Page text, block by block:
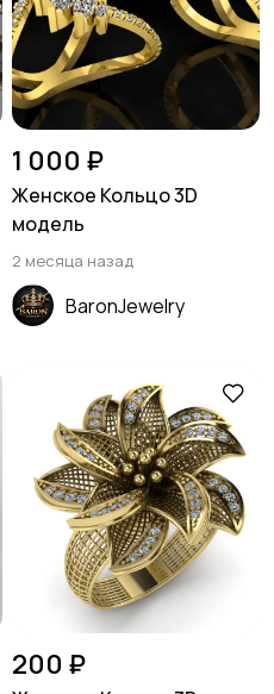
1 000 ₽
Женское Кольцо 3D
модель
2 месяца назад
BaronJewelry
200 ₽